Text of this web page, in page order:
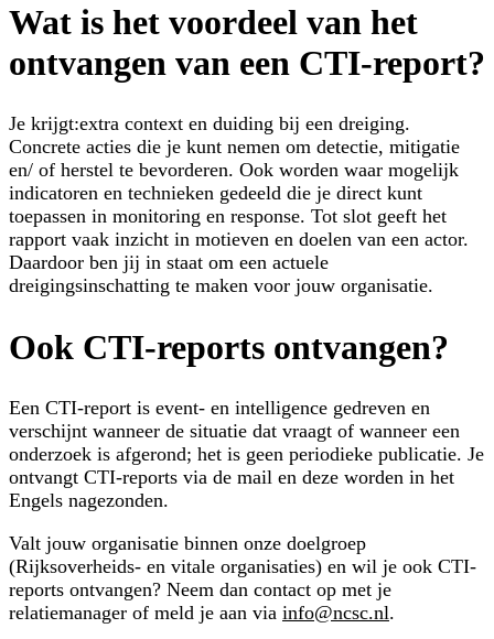
Wat is het voordeel van het
ontvangen van een CTI-report?
Je krijgt:extra context en duiding bij een dreiging.
Concrete acties die je kunt nemen om detectie, mitigatie
en/ of herstel te bevorderen. Ook worden waar mogelijk
indicatoren en technieken gedeeld die je direct kunt
toepassen in monitoring en response. Tot slot geeft het
rapport vaak inzicht in motieven en doelen van een actor.
Daardoor ben jij in staat om een actuele
dreigingsinschatting te maken voor jouw organisatie.
Ook CTI-reports ontvangen?
Een CTI-report is event- en intelligence gedreven en
verschijnt wanneer de situatie dat vraagt of wanneer een
onderzoek is afgerond; het is geen periodieke publicatie. Je
ontvangt CTI-reports via de mail en deze worden in het
Engels nagezonden.
Valt jouw organisatie binnen onze doelgroep
(Rijksoverheids- en vitale organisaties) en wil je ook CTI-
reports ontvangen? Neem dan contact op met je
relatiemanager of meld je aan via info@ncsc.nl.